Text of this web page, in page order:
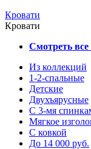
Кровати
Кровати
Смотреть все
Из коллекций
1-2-спальные
Детские
Двухъярусные
С 3-мя
Мягкое
С ковкой
До 14 000 руб.